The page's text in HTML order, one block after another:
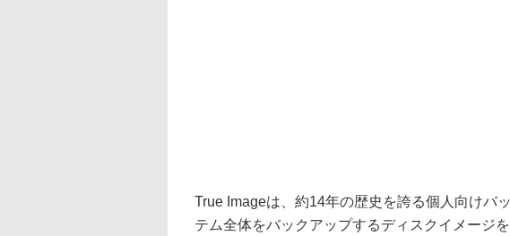
True Imageは、約14年の歴史を誇る個人向けバ
テム全体をバックアップするディスクイメージ